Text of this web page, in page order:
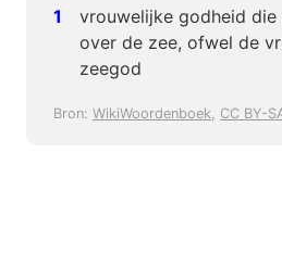
vrouwelijke godheid
over de zee, ofwel de
zeegod
Bron: WikiWoordenboek, CC BY-